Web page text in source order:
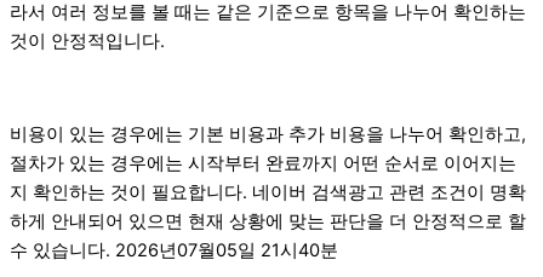
라서 여러 정보를 볼 때는 같은 기준으로 항목을 나누어 확인하는
것이 안정적입니다.
비용이 있는 경우에는 기본 비용과 추가 비용을 나누어 확인하고,
절차가 있는 경우에는 시작부터 완료까지 어떤 순서로 이어지는
지 확인하는 것이 필요합니다. 네이버 검색광고 관련 조건이 명확
하게 안내되어 있으면 현재 상황에 맞는 판단을 더 안정적으로 할
수 있습니다. 2026년07월05일 21시40분